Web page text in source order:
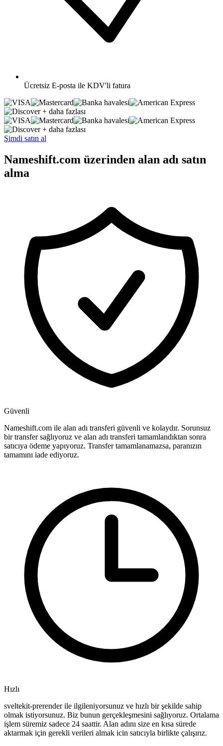
Ücretsiz E-posta ile KDV'li fatura
+ daha fazlası
+ daha fazlası
Şimdi satın al
Nameshift.com üzerinden alan adı satın
alma
Güvenli
Nameshift.com ile alan adı transferi güvenli ve kolaydır. Sorunsuz
bir transfer sağlıyoruz ve alan adı transferi tamamlandıktan sonra
satıcıya ödeme yapıyoruz. Transfer tamamlanamazsa, paranızın
tamamını iade ediyoruz.
Hızlı
sveltekit-prerender ile ilgileniyorsunuz ve hızlı bir şekilde sahip
olmak istiyorsunuz. Biz bunun gerçekleşmesini sağlıyoruz. Ortalama
işlem süremiz sadece 24 saattir. Alan adını size en kısa sürede
aktarmak için gerekli verileri almak icin satıcıyla birlikte çalışırız.